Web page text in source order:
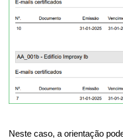
Neste caso, a orientação